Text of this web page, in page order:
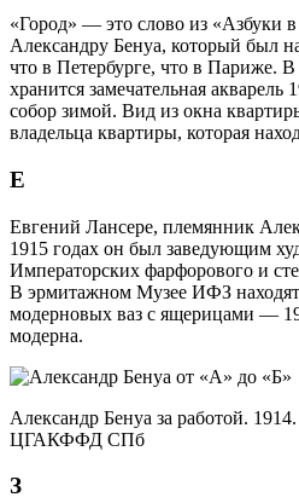
«Город» — это слово из «Азбуки
Александру Бенуа, который был
что в Петербурге, что в Париже.
хранится замечательная акварель
собор зимой. Вид из окна
владельца квартиры, которая
Е
Евгений Лансере, племянник
1915 годах он был заведующим
Императорских фарфорового и
В эрмитажном Музее ИФЗ
модерновых ваз с ящерицами —
модерна.
Александр Бенуа за работой.
ЦГАКФФД СПб
З